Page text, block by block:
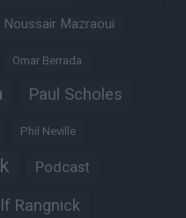
Noussair Mazraoui
Omar Berrada
Paul Scholes
Phil Neville
Podcast
Rangnick